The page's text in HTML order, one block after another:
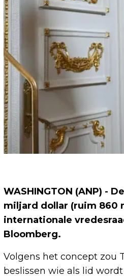
WASHINGTON (ANP) -
miljard dollar (ruim 860
internationale
Bloomberg.
Volgens het concept zou
beslissen wie als lid